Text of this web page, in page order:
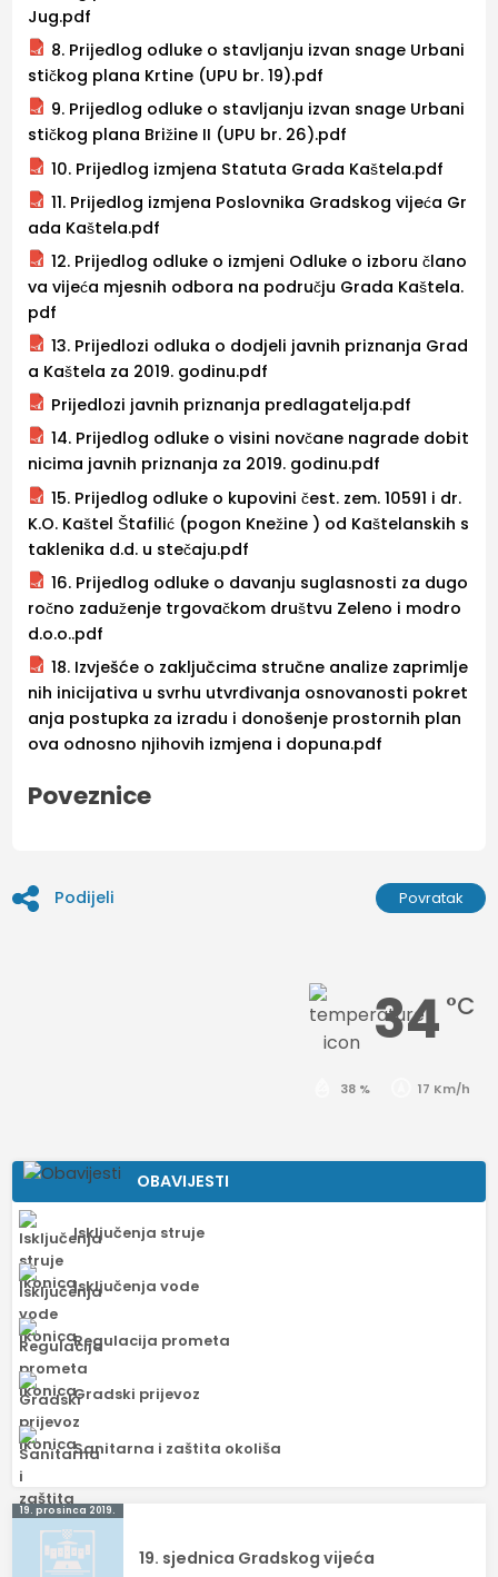
Jug.pdf
8. Prijedlog odluke o stavljanju izvan snage Urbani
stičkog plana Krtine (UPU br. 19).pdf
9. Prijedlog odluke o stavljanju izvan snage Urbani
stičkog plana Brižine II (UPU br. 26).pdf
10. Prijedlog izmjena Statuta Grada Kaštela.pdf
11. Prijedlog izmjena Poslovnika Gradskog vijeća Gr
ada Kaštela.pdf
12. Prijedlog odluke o izmjeni Odluke o izboru člano
va vijeća mjesnih odbora na području Grada Kaštela.
pdf
13. Prijedlozi odluka o dodjeli javnih priznanja Grad
a Kaštela za 2019. godinu.pdf
Prijedlozi javnih priznanja predlagatelja.pdf
14. Prijedlog odluke o visini novčane nagrade dobit
nicima javnih priznanja za 2019. godinu.pdf
15. Prijedlog odluke o kupovini čest. zem. 10591 i dr.
K.O. Kaštel Štafilić (pogon Knežine ) od Kaštelanskih s
taklenika d.d. u stečaju.pdf
16. Prijedlog odluke o davanju suglasnosti za dugo
ročno zaduženje trgovačkom društvu Zeleno i modro
d.o.o..pdf
18. Izvješće o zaključcima stručne analize zaprimlje
nih inicijativa u svrhu utvrđivanja osnovanosti pokret
anja postupka za izradu i donošenje prostornih plan
ova odnosno njihovih izmjena i dopuna.pdf
Poveznice
Podijeli Povratak
34 °C
38 % 17 Km/h
OBAVIJESTI
Isključenja struje
Isključenja vode
Regulacija prometa
Gradski prijevoz
Sanitarna i zaštita okoliša
Navigacija
objava
19. prosinca 2019.
19. sjednica Gradskog vijeća